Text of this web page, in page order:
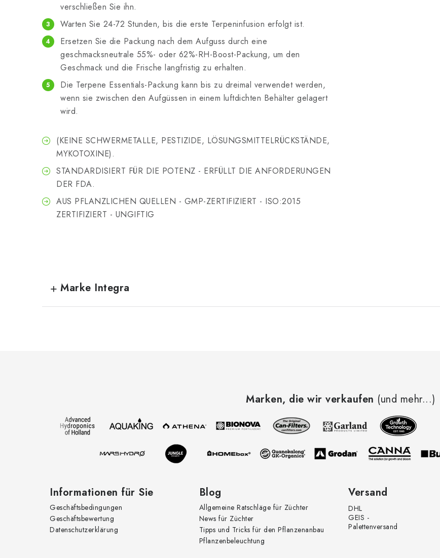
verschließen Sie ihn.
Warten Sie 24-72 Stunden, bis die erste Terpeninfusion erfolgt ist.
Ersetzen Sie die Packung nach dem Aufguss durch eine
geschmacksneutrale 55%- oder 62%-RH-Boost-Packung, um den
Geschmack und die Frische langfristig zu erhalten.
Die Terpene Essentials-Packung kann bis zu dreimal verwendet werden,
wenn sie zwischen den Aufgüssen in einem luftdichten Behälter gelagert
wird.
(KEINE SCHWERMETALLE, PESTIZIDE, LÖSUNGSMITTELRÜCKSTÄNDE,
MYKOTOXINE).
STANDARDISIERT FÜR DIE POTENZ - ERFÜLLT DIE ANFORDERUNGEN
DER FDA.
AUS PFLANZLICHEN QUELLEN - GMP-ZERTIFIZIERT - ISO:2015
ZERTIFIZIERT - UNGIFTIG
Marke Integra
Marken, die wir verkaufen (und mehr...)
Informationen für Sie
Geschäftsbedingungen
Geschäftsbewertung
Datenschutzerklärung
Blog
Allgemeine Ratschläge für Züchter
News für Züchter
Tipps und Tricks für den Pflanzenanbau
Pflanzenbeleuchtung
Versand
DHL
GEIS -
Palettenversand